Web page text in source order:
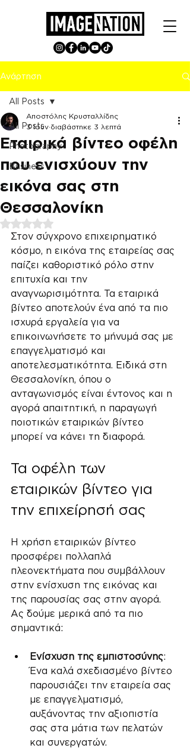
Ανάρτηση
All Posts
Photography
Business
All Posts
Εταιρικά βίντεο οφέλη
που ενισχύουν την
εικόνα σας στη
Θεσσαλονίκη
Αποστόλης Κρυσταλλίδης
3 Ιουν διαβάστηκε 3 λεπτά
Βαθμολογήθηκε με NaN από 5 αστέρια.
Στον σύγχρονο επιχειρηματικό
κόσμο, η εικόνα της εταιρείας σας
παίζει καθοριστικό ρόλο στην
επιτυχία και την
αναγνωρισιμότητα. Τα εταιρικά
βίντεο αποτελούν ένα από τα πιο
ισχυρά εργαλεία για να
επικοινωνήσετε το μήνυμά σας με
επαγγελματισμό και
αποτελεσματικότητα. Ειδικά στη
Θεσσαλονίκη, όπου ο
ανταγωνισμός είναι έντονος και η
αγορά απαιτητική, η παραγωγή
ποιοτικών εταιρικών βίντεο
μπορεί να κάνει τη διαφορά.
Τα οφέλη των
εταιρικών βίντεο για
την επιχείρησή σας
Η χρήση εταιρικών βίντεο
προσφέρει πολλαπλά
πλεονεκτήματα που συμβάλλουν
στην ενίσχυση της εικόνας και
της παρουσίας σας στην αγορά.
Ας δούμε μερικά από τα πιο
σημαντικά:
Ενίσχυση της εμπιστοσύνης:
Ένα καλά σχεδιασμένο βίντεο
παρουσιάζει την εταιρεία σας
με επαγγελματισμό,
αυξάνοντας την αξιοπιστία
σας στα μάτια των πελατών
και συνεργατών.